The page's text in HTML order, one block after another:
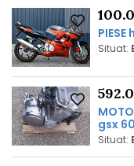
Situat:
gsx
Situat: